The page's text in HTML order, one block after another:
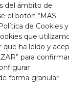
del ámbito de
el botón “MAS
de Cookies y
que
que ha leído y
para
forma granular
para